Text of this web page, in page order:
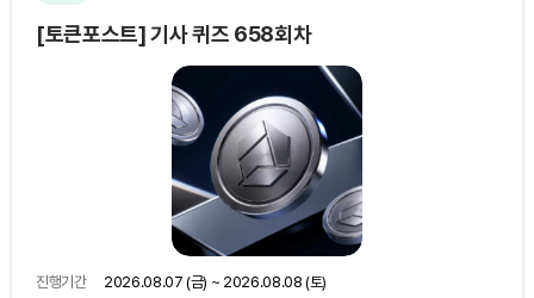
[토큰포스트] 기사 퀴즈 658회차
진행기간
2026.08.07 (금) ~ 2026.08.08 (토)